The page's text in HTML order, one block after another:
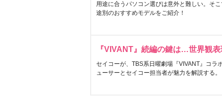
用途に合うパソコン選びは意外と難しい。そ
途別のおすすめモデルをご紹介！
『VIVANT』続編の鍵は…世界観
セイコーが、TBS系日曜劇場『VIVANT』コラ
ューサーとセイコー担当者が魅力を解説する。